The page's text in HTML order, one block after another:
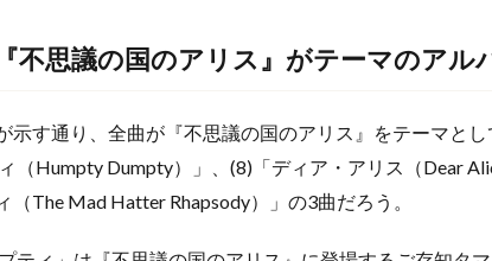
不思議の国のアリス』がテーマのアル
示す通り、全曲が『不思議の国のアリス』をテーマと
（Humpty Dumpty）」、(8)「ディア・アリス（Dear
The Mad Hatter Rhapsody）」の3曲だろう。